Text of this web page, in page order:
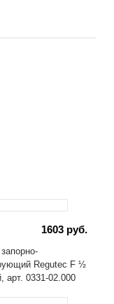
1603 руб.
Regutec F ½
арт. 0331-02.000